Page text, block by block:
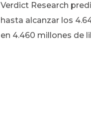
Verdict Research
hasta alcanzar los
en 4.460 millones de